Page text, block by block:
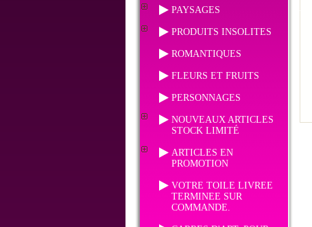
PAYSAGES
PRODUITS INSOLITES
ROMANTIQUES
FLEURS ET FRUITS
PERSONNAGES
NOUVEAUX ARTICLES
STOCK LIMITÉ
ARTICLES EN
PROMOTION
VOTRE TOILE LIVREE
TERMINEE SUR
COMMANDE.